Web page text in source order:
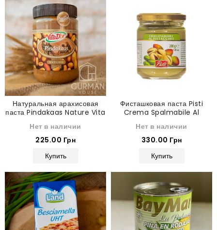
Натуральная арахисовая
паста Pindakaas Nature Vita
Нет в наличии
225.00 Грн
Купить
Фисташковая паста Pisti
Crema Spalmabile Al
Нет в наличии
330.00 Грн
Купить